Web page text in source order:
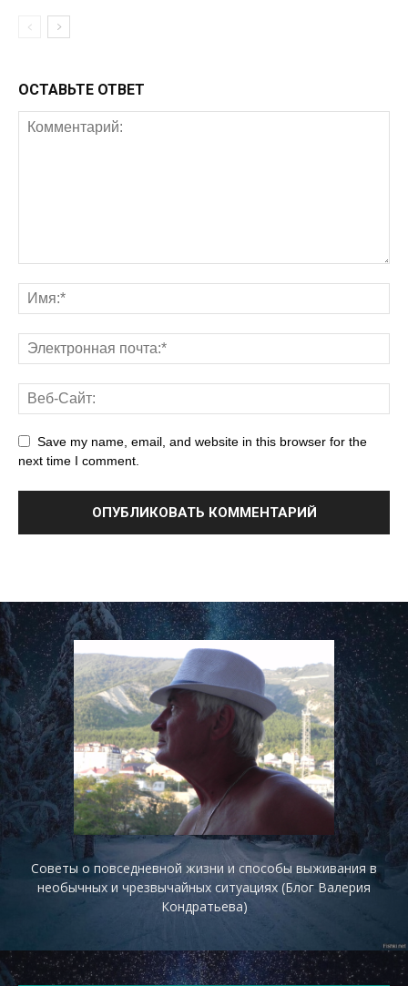
ОСТАВЬТЕ ОТВЕТ
Save my name, email, and website in this browser for the
next time I comment.
Советы о повседневной жизни и способы выживания в
необычных и чрезвычайных ситуациях (Блог Валерия
Кондратьева)